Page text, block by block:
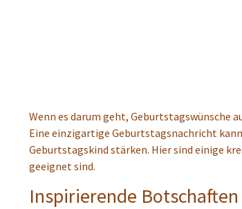
Wenn es darum geht, Geburtstagswünsche
Eine einzigartige Geburtstagsnachricht
Geburtstagskind stärken. Hier sind einige
geeignet sind.
Inspirierende Botschaften